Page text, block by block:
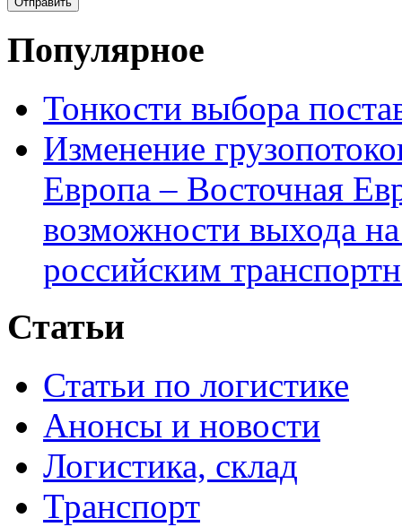
Популярное
Тонкости выбора
Изменение
Европа – Восточная
возможности выхода
российским
Статьи
Статьи по логистике
Анонсы и новости
Логистика, склад
Транспорт